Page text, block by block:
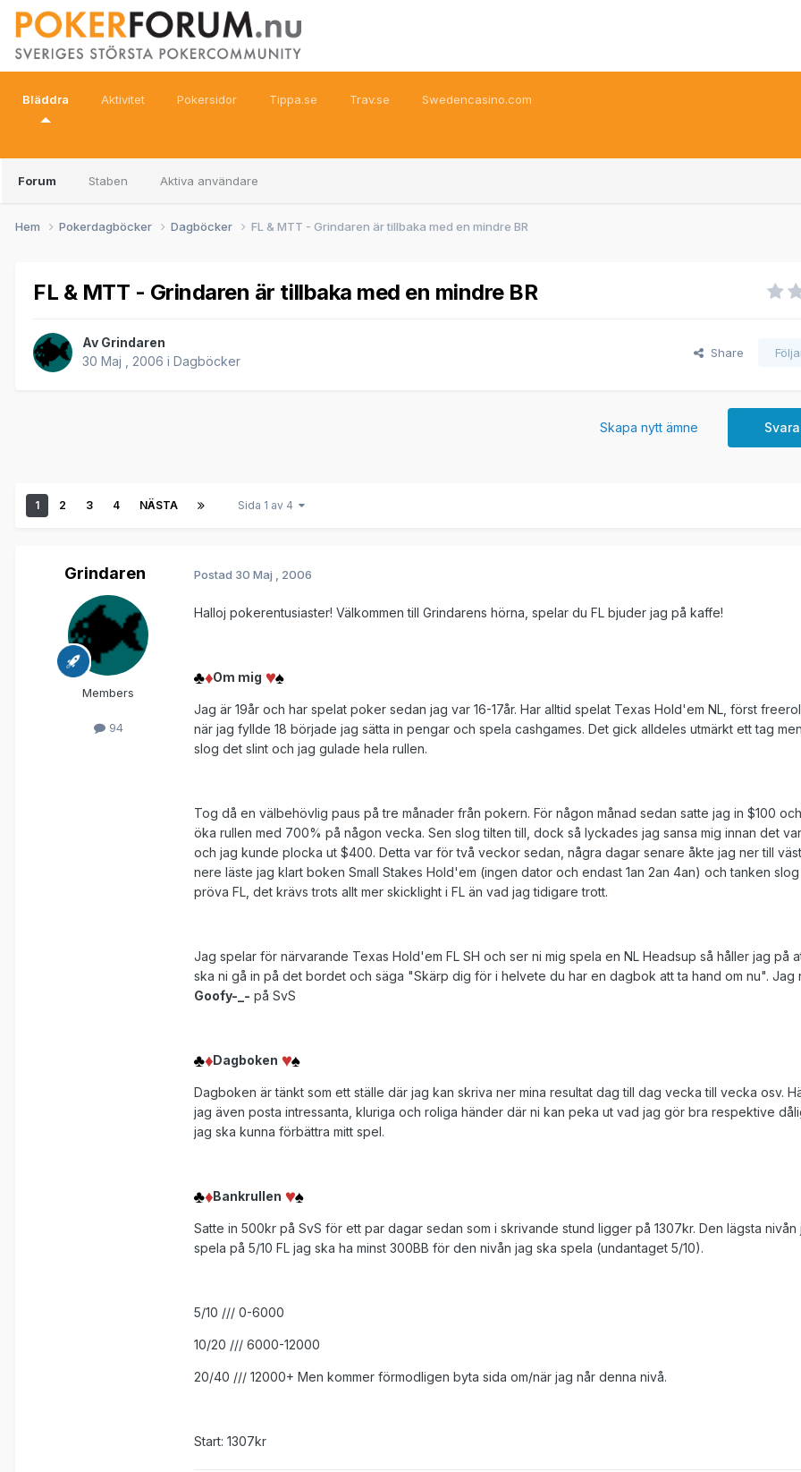
Bläddra
Forum Staben Aktiva användare
Aktivitet Pokersidor Tippa.se Trav.se Swedencasino.com
Hem Pokerdagböcker Dagböcker FL & MTT - Grindaren är tillbaka med en mindre BR
FL & MTT - Grindaren är tillbaka med en mindre BR
Av Grindaren
30 Maj , 2006 i Dagböcker
Share
Skapa nytt ämne
1 2 3 4 NÄSTA Sida 1 av 4
Grindaren
Members
94
Postad 30 Maj , 2006
Halloj pokerentusiaster! Välkommen till Grindarens hörna, spelar du FL bjuder jag på kaffe!
Om mig
Jag är 19år och har spelat poker sedan jag var 16-17år. Har alltid spelat Texas Hold'em NL, först
när jag fyllde 18 började jag sätta in pengar och spela cashgames. Det gick alldeles utmärkt ett tag
slog det slint och jag gulade hela rullen.
Tog då en välbehövlig paus på tre månader från pokern. För någon månad sedan satte jag in $100
öka rullen med 700% på någon vecka. Sen slog tilten till, dock så lyckades jag sansa mig innan det
och jag kunde plocka ut $400. Detta var för två veckor sedan, några dagar senare åkte jag ner till
nere läste jag klart boken Small Stakes Hold'em (ingen dator och endast 1an 2an 4an) och tanken slog
pröva FL, det krävs trots allt mer skicklight i FL än vad jag tidigare trott.
Jag spelar för närvarande Texas Hold'em FL SH och ser ni mig spela en NL Headsup så håller jag på
ska ni gå in på det bordet och säga "Skärp dig för i helvete du har en dagbok att ta hand om nu". Jag
Goofy-_- på SvS
Dagboken
Dagboken är tänkt som ett ställe där jag kan skriva ner mina resultat dag till dag vecka till vecka osv.
jag även posta intressanta, kluriga och roliga händer där ni kan peka ut vad jag gör bra respektive
jag ska kunna förbättra mitt spel.
Bankrullen
Satte in 500kr på SvS för ett par dagar sedan som i skrivande stund ligger på 1307kr. Den lägsta nivån
spela på 5/10 FL jag ska ha minst 300BB för den nivån jag ska spela (undantaget 5/10).
5/10 /// 0-6000
10/20 /// 6000-12000
20/40 /// 12000+ Men kommer förmodligen byta sida om/när jag når denna nivå.
Start: 1307kr